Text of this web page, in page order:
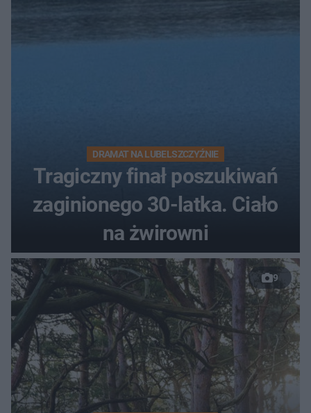
DRAMAT NA LUBELSZCZYŹNIE
Tragiczny finał poszukiwań
zaginionego 30-latka. Ciało
na żwirowni
9